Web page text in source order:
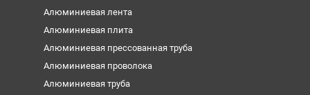
Алюминиевая лента
Алюминиевая плита
Алюминиевая прессованная труба
Алюминиевая проволока
Алюминиевая труба